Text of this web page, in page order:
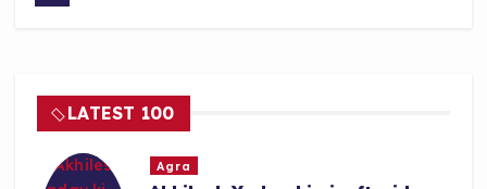
o
o
k
p
p
LATEST 100
Agra